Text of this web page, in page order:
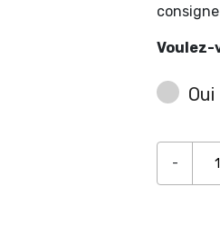
Voulez-
Oui
-